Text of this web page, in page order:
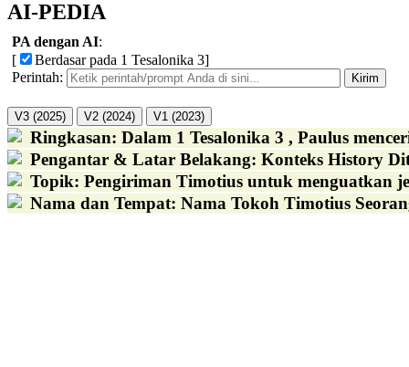
AI-PEDIA
PA dengan AI:
[
Berdasar pada 1 Tesalonika 3]
Perintah:
Kirim
V3 (2025) V2 (2024) V1 (2023)
Ringkasan: Dalam 1 Tesalonika 3 , Paulus
Pengantar & Latar Belakang: Konteks History
Topik: Pengiriman Timotius untuk menguatkan
Nama dan Tempat: Nama Tokoh Timotius